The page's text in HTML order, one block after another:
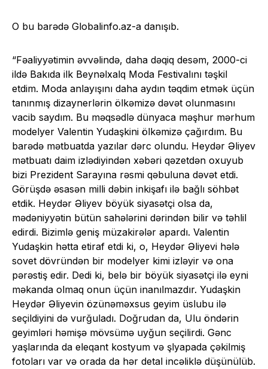
O bu barədə Globalinfo.az-a danışıb.
“Fəaliyyətimin əvvəlində, daha dəqiq desəm, 2000-ci
ildə Bakıda ilk Beynəlxalq Moda Festivalını təşkil
etdim. Moda anlayışını daha aydın təqdim etmək üçün
tanınmış dizaynerlərin ölkəmizə dəvət olunmasını
vacib saydım. Bu məqsədlə dünyaca məşhur mərhum
modelyer Valentin Yudaşkini ölkəmizə çağırdım. Bu
barədə mətbuatda yazılar dərc olundu. Heydər Əliyev
mətbuatı daim izlədiyindən xəbəri qəzetdən oxuyub
bizi Prezident Sarayına rəsmi qəbuluna dəvət etdi.
Görüşdə əsasən milli dəbin inkişafı ilə bağlı söhbət
etdik. Heydər Əliyev böyük siyasətçi olsa da,
mədəniyyətin bütün sahələrini dərindən bilir və təhlil
edirdi. Bizimlə geniş müzakirələr apardı. Valentin
Yudaşkin hətta etiraf etdi ki, o, Heydər Əliyevi hələ
sovet dövründən bir modelyer kimi izləyir və ona
pərəstiş edir. Dedi ki, belə bir böyük siyasətçi ilə eyni
məkanda olmaq onun üçün inanılmazdır. Yudaşkin
Heydər Əliyevin özünəməxsus geyim üslubu ilə
seçildiyini də vurğuladı. Doğrudan da, Ulu öndərin
geyimləri həmişə mövsümə uyğun seçilirdi. Gənc
yaşlarında da eleqant kostyum və şlyapada çəkilmiş
fotoları var və orada da hər detal incəliklə düşünülüb.